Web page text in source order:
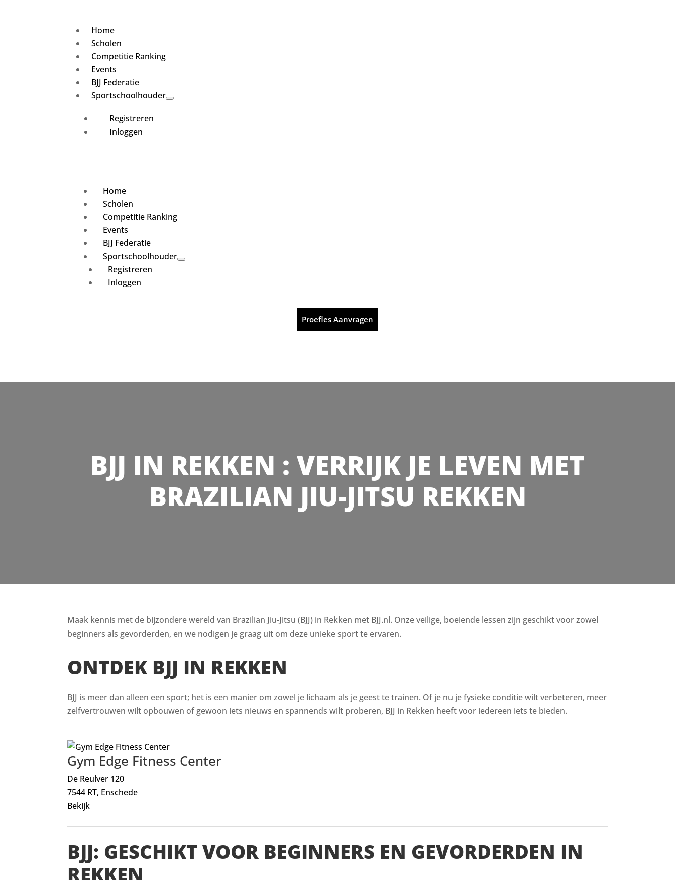
Home
Scholen
Competitie Ranking
Events
BJJ Federatie
Sportschoolhouder
Registreren
Inloggen
Home
Scholen
Competitie Ranking
Events
BJJ Federatie
Sportschoolhouder
Registreren
Inloggen
Proefles Aanvragen
BJJ IN REKKEN : VERRIJK JE LEVEN MET
BRAZILIAN JIU-JITSU REKKEN
Maak kennis met de bijzondere wereld van Brazilian Jiu-Jitsu (BJJ) in Rekken met BJJ.nl. Onze veilige, boeiende lessen zijn geschikt voor zowel
beginners als gevorderden, en we nodigen je graag uit om deze unieke sport te ervaren.
ONTDEK BJJ IN REKKEN
BJJ is meer dan alleen een sport; het is een manier om zowel je lichaam als je geest te trainen. Of je nu je fysieke conditie wilt verbeteren, meer
zelfvertrouwen wilt opbouwen of gewoon iets nieuws en spannends wilt proberen, BJJ in Rekken heeft voor iedereen iets te bieden.
Gym Edge Fitness Center
De Reulver 120
7544 RT, Enschede
Bekijk
BJJ: GESCHIKT VOOR BEGINNERS EN GEVORDERDEN IN
REKKEN